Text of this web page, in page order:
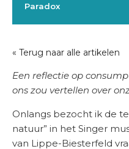
Paradox
« Terug naar alle artikelen
Een reflectie op
ons zou vertellen over
Onlangs bezocht ik de
natuur” in het Singer
van Lippe-Biesterfeld